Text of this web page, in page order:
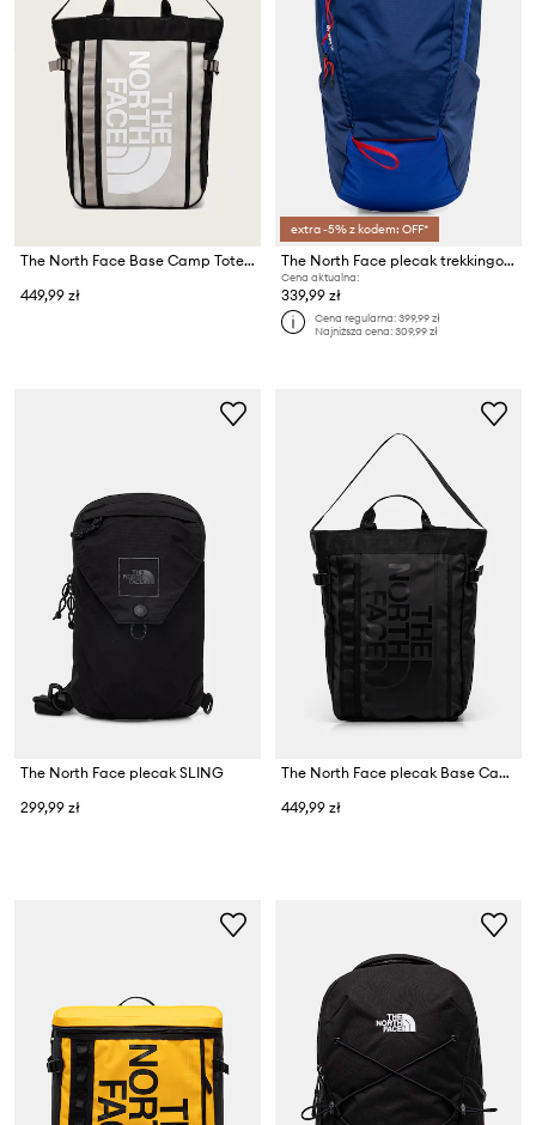
The North Face Base Camp Tote Pack 20L
449,99 zł
extra -5% z kodem: OFF*
The North Face plecak trekkingowy Basin 18L
Cena aktualna:
339,99 zł
Cena regularna:399,99 zł
Najniższa cena:309,99 zł
The North Face plecak SLING
299,99 zł
The North Face plecak Base Camp Tote Pack
449,99 zł